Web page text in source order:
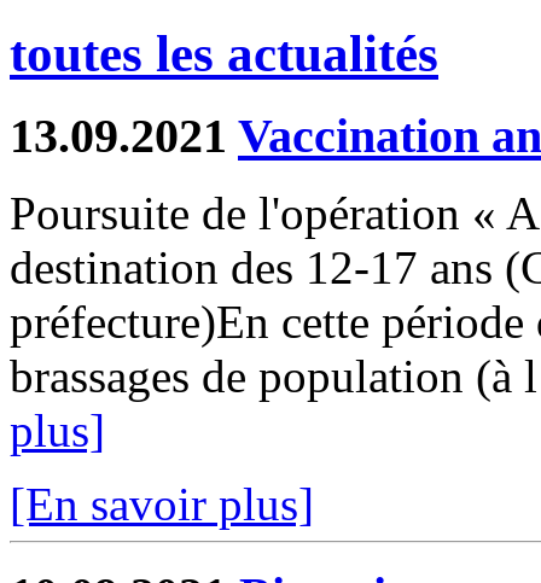
toutes les actualités
13.09.2021 Vaccination
Poursuite de l'opération «
destination des 12-17 ans
préfecture)En cette
brassages de population
plus]
[En savoir plus]